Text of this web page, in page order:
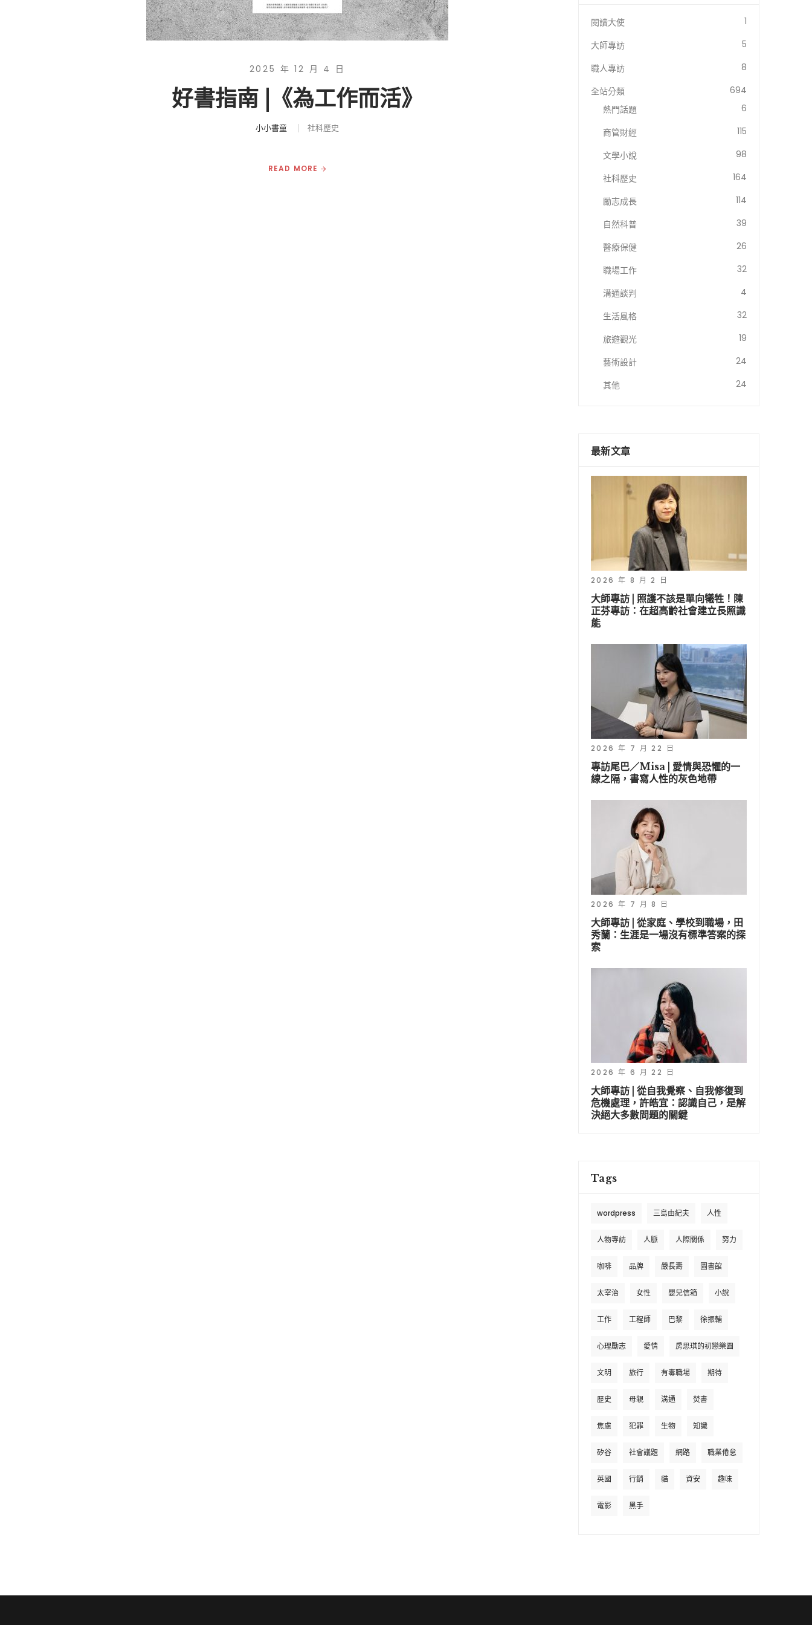
2025 年 12 月 4 日
好書指南 |《為工作而活》
小小書童 社科歷史
READ MORE
閱讀大使
1
大師專訪
5
職人專訪
8
全站分類
694
熱門話題
6
商管財經
115
文學小說
98
社科歷史
164
勵志成長
114
自然科普
39
醫療保健
26
職場工作
32
溝通談判
4
生活風格
32
旅遊觀光
19
藝術設計
24
其他
24
最新文章
2026 年 8 月 2 日
大師專訪 | 照護不該是單向犧牲！陳
正芬專訪：在超高齡社會建立長照識
能
2026 年 7 月 22 日
專訪尾巴／Misa | 愛情與恐懼的一
線之隔，書寫人性的灰色地帶
2026 年 7 月 8 日
大師專訪 | 從家庭、學校到職場，田
秀蘭：生涯是一場沒有標準答案的探
索
2026 年 6 月 22 日
大師專訪 | 從自我覺察、自我修復到
危機處理，許皓宜：認識自己，是解
決絕大多數問題的關鍵
Tags
wordpress 三島由紀夫 人性
人物專訪 人脈 人際關係 努力
咖啡 品牌 嚴長壽 圖書館
太宰治 女性 嬰兒信箱 小說
工作 工程師 巴黎 徐振輔
心理勵志 愛情 房思琪的初戀樂園
文明 旅行 有毒職場 期待
歷史 母親 溝通 焚書
焦慮 犯罪 生物 知識
矽谷 社會議題 網路 職業倦怠
英國 行銷 貓 資安 趣味
電影 黑手